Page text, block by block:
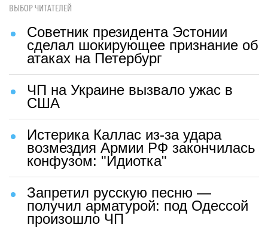
ВЫБОР ЧИТАТЕЛЕЙ
Советник президента Эстонии
сделал шокирующее признание об
атаках на Петербург
ЧП на Украине вызвало ужас в
США
Истерика Каллас из-за удара
возмездия Армии РФ закончилась
конфузом: "Идиотка"
Запретил русскую песню —
получил арматурой: под Одессой
произошло ЧП